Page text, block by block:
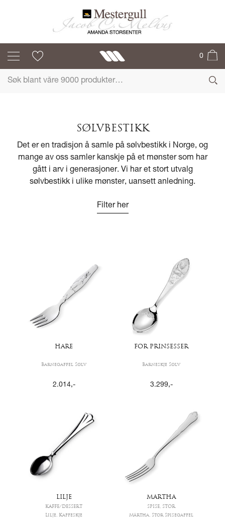
0
SØLVBESTIKK
Det er en tradisjon å samle på sølvbestikk i Norge, og
mange av oss samler kanskje på et mønster som har
gått i arv i generasjoner. Vi har et stort utvalg
sølvbestikk i ulike mønster, uansett anledning.
Filter her
HARE
Barnegaffel Sølv
2.014,-
FOR PRINSESSER
Barneskje Sølv
3.299,-
LILJE
KAFFE/DESSERT
Lilje, Kaffeskje
MARTHA
SPISE, STOR
Märtha, Stor Spisegaffel